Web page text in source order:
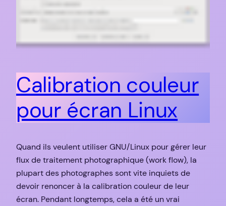
Calibration couleur
pour écran Linux
Quand ils veulent utiliser GNU/Linux pour gérer leur
flux de traitement photographique (work flow), la
plupart des photographes sont vite inquiets de
devoir renoncer à la calibration couleur de leur
écran. Pendant longtemps, cela a été un vrai